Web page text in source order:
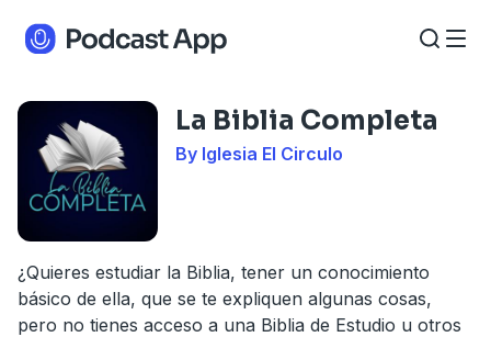
La Biblia Completa
By Iglesia El Circulo
¿Quieres estudiar la Biblia, tener un conocimiento
básico de ella, que se te expliquen algunas cosas,
pero no tienes acceso a una Biblia de Estudio u otros